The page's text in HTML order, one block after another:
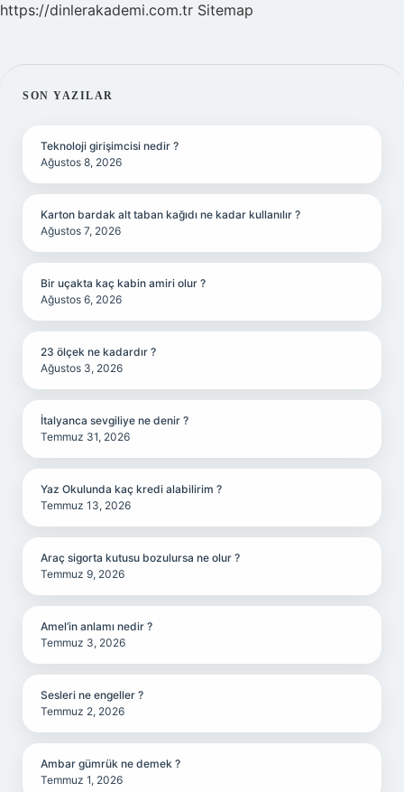
https://dinlerakademi.com.tr Sitemap
SIDEBAR
SON YAZILAR
Teknoloji girişimcisi nedir ?
Ağustos 8, 2026
Karton bardak alt taban kağıdı ne kadar kullanılır ?
Ağustos 7, 2026
Bir uçakta kaç kabin amiri olur ?
Ağustos 6, 2026
23 ölçek ne kadardır ?
Ağustos 3, 2026
İtalyanca sevgiliye ne denir ?
Temmuz 31, 2026
Yaz Okulunda kaç kredi alabilirim ?
Temmuz 13, 2026
Araç sigorta kutusu bozulursa ne olur ?
Temmuz 9, 2026
Amel’in anlamı nedir ?
Temmuz 3, 2026
Sesleri ne engeller ?
Temmuz 2, 2026
Ambar gümrük ne demek ?
Temmuz 1, 2026